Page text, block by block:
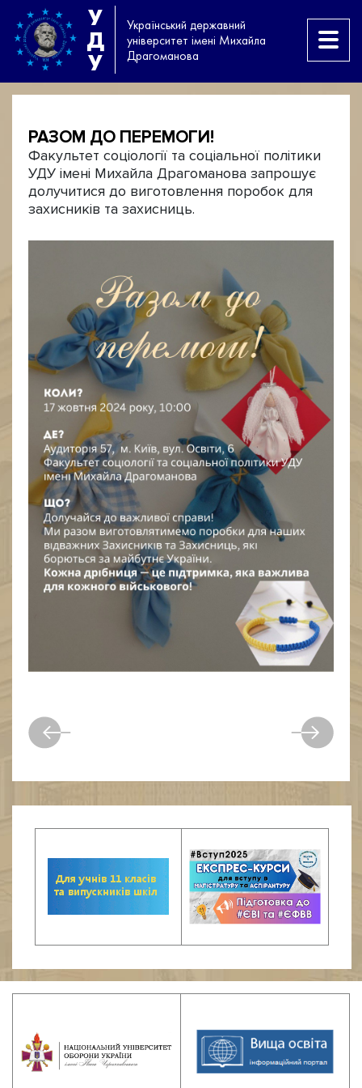
У
Д
У
Український державний
університет імені Михайла
Драгоманова
РАЗОМ ДО ПЕРЕМОГИ!
Факультет соціології та соціальної політики
УДУ імені Михайла Драгоманова запрошує
долучитися до виготовлення поробок для
захисників та захисниць.